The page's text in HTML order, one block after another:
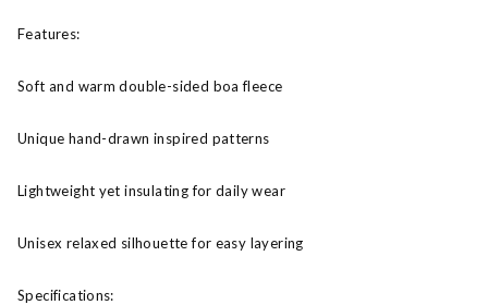
Features:
Soft and warm double-sided boa fleece
Unique hand-drawn inspired patterns
Lightweight yet insulating for daily wear
Unisex relaxed silhouette for easy layering
Specifications: